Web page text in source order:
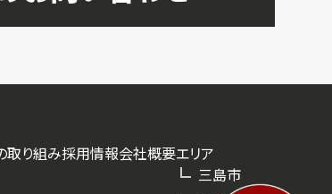
取り組み採用情報会社概要エリア
三島市